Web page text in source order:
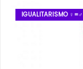
IGUALITARISMO ♀=♂